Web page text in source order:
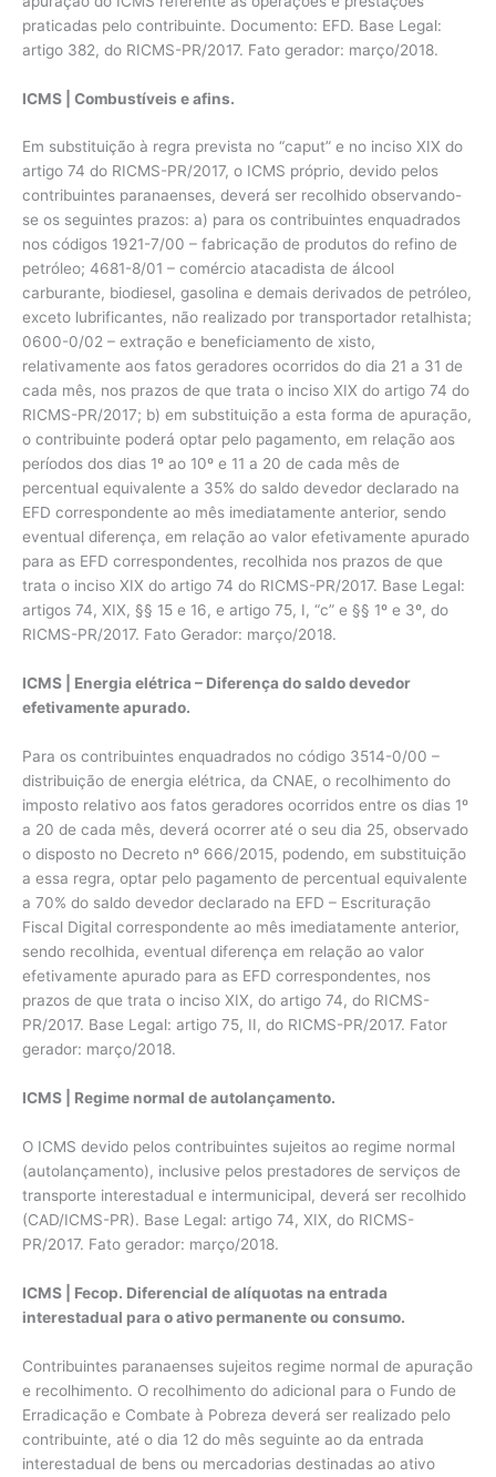
praticadas pelo contribuinte. Documento: EFD. Base Legal:
artigo 382, do RICMS-PR/2017. Fato gerador: março/2018.
ICMS | Combustíveis e afins.
Em substituição à regra prevista no “caput” e no inciso XIX do
artigo 74 do RICMS-PR/2017, o ICMS próprio, devido pelos
contribuintes paranaenses, deverá ser recolhido observando-
se os seguintes prazos: a) para os contribuintes enquadrados
nos códigos 1921-7/00 – fabricação de produtos do refino de
petróleo; 4681-8/01 – comércio atacadista de álcool
carburante, biodiesel, gasolina e demais derivados de petróleo,
exceto lubrificantes, não realizado por transportador retalhista;
0600-0/02 – extração e beneficiamento de xisto,
relativamente aos fatos geradores ocorridos do dia 21 a 31 de
cada mês, nos prazos de que trata o inciso XIX do artigo 74 do
RICMS-PR/2017; b) em substituição a esta forma de apuração,
o contribuinte poderá optar pelo pagamento, em relação aos
períodos dos dias 1º ao 10º e 11 a 20 de cada mês de
percentual equivalente a 35% do saldo devedor declarado na
EFD correspondente ao mês imediatamente anterior, sendo
eventual diferença, em relação ao valor efetivamente apurado
para as EFD correspondentes, recolhida nos prazos de que
trata o inciso XIX do artigo 74 do RICMS-PR/2017. Base Legal:
artigos 74, XIX, §§ 15 e 16, e artigo 75, I, “c” e §§ 1º e 3º, do
RICMS-PR/2017. Fato Gerador: março/2018.
ICMS | Energia elétrica – Diferença do saldo devedor
efetivamente apurado.
Para os contribuintes enquadrados no código 3514-0/00 –
distribuição de energia elétrica, da CNAE, o recolhimento do
imposto relativo aos fatos geradores ocorridos entre os dias 1º
a 20 de cada mês, deverá ocorrer até o seu dia 25, observado
o disposto no Decreto nº 666/2015, podendo, em substituição
a essa regra, optar pelo pagamento de percentual equivalente
a 70% do saldo devedor declarado na EFD – Escrituração
Fiscal Digital correspondente ao mês imediatamente anterior,
sendo recolhida, eventual diferença em relação ao valor
efetivamente apurado para as EFD correspondentes, nos
prazos de que trata o inciso XIX, do artigo 74, do RICMS-
PR/2017. Base Legal: artigo 75, II, do RICMS-PR/2017. Fator
gerador: março/2018.
ICMS | Regime normal de autolançamento.
O ICMS devido pelos contribuintes sujeitos ao regime normal
(autolançamento), inclusive pelos prestadores de serviços de
transporte interestadual e intermunicipal, deverá ser recolhido
(CAD/ICMS-PR). Base Legal: artigo 74, XIX, do RICMS-
PR/2017. Fato gerador: março/2018.
ICMS | Fecop. Diferencial de alíquotas na entrada
interestadual para o ativo permanente ou consumo.
Contribuintes paranaenses sujeitos regime normal de apuração
e recolhimento. O recolhimento do adicional para o Fundo de
Erradicação e Combate à Pobreza deverá ser realizado pelo
contribuinte, até o dia 12 do mês seguinte ao da entrada
interestadual de bens ou mercadorias destinadas ao ativo